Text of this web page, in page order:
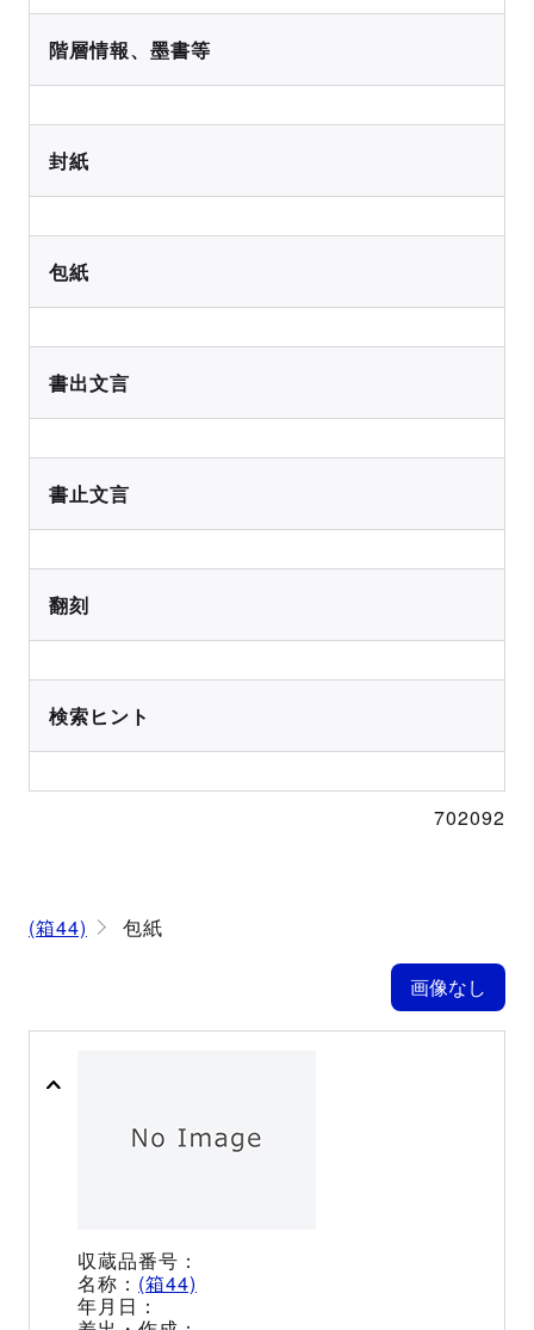
階層情報、墨書等
封紙
包紙
書出文言
書止文言
翻刻
検索ヒント
702092
(箱44) 包紙
(箱44)